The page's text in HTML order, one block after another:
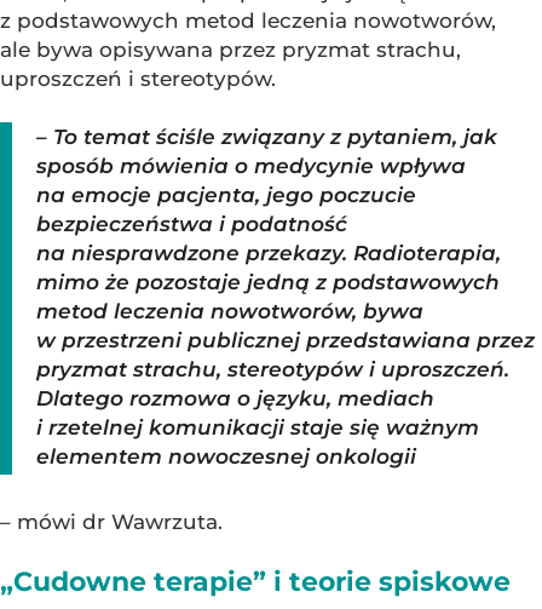
z podstawowych metod leczenia nowotworów,
ale bywa opisywana przez pryzmat strachu,
uproszczeń i stereotypów.
– To temat ściśle związany z pytaniem, jak
sposób mówienia o medycynie wpływa
na emocje pacjenta, jego poczucie
bezpieczeństwa i podatność
na niesprawdzone przekazy. Radioterapia,
mimo że pozostaje jedną z podstawowych
metod leczenia nowotworów, bywa
w przestrzeni publicznej przedstawiana przez
pryzmat strachu, stereotypów i uproszczeń.
Dlatego rozmowa o języku, mediach
i rzetelnej komunikacji staje się ważnym
elementem nowoczesnej onkologii
– mówi dr Wawrzuta.
„Cudowne terapie” i teorie spiskowe